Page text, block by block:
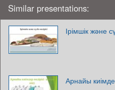
Similar presentations:
Ірімшік және
Арнайы